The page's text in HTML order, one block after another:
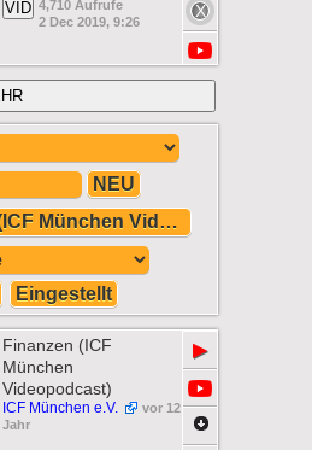
VID 4,710 Aufrufe
2 Dec 2019, 9:26
NEU
Abonniere: Finanzen (ICF München Videopodcast)
Eingestellt
Finanzen (ICF
München
Videopodcast)
ICF München e.V.
vor 12
Jahr
▶